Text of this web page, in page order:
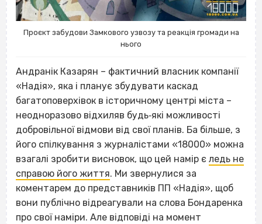
Проєкт забудови Замкового узвозу та реакція громади на
нього
Андранік Казарян – фактичний власник компанії
«Надія», яка і планує збудувати каскад
багатоповерхівок в історичному центрі міста –
неодноразово відхиляв будь‐які можливості
добровільної відмови від свої планів. Ба більше, з
його спілкування з журналістами «18000» можна
взагалі зробити висновок, що цей намір є ледь не
справою його життя. Ми звернулися за
коментарем до представників ПП «Надія», щоб
вони публічно відреагували на слова Бондаренка
про свої наміри. Але відповіді на момент